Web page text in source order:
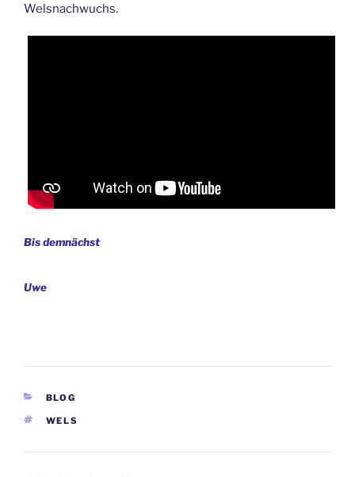
Welsnachwuchs.
Bis demnächst
Uwe
KATEGORIEN
BLOG
SCHLAGWÖRTER
WELS